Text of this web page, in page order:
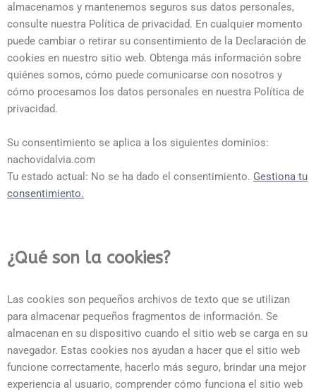
almacenamos y mantenemos seguros sus datos personales,
consulte nuestra Política de privacidad. En cualquier momento
puede cambiar o retirar su consentimiento de la Declaración de
cookies en nuestro sitio web. Obtenga más información sobre
quiénes somos, cómo puede comunicarse con nosotros y
cómo procesamos los datos personales en nuestra Política de
privacidad.
Su consentimiento se aplica a los siguientes dominios:
nachovidalvia.com
Tu estado actual: No se ha dado el consentimiento. Gestiona tu
consentimiento.
¿Qué son la cookies?
Las cookies son pequeños archivos de texto que se utilizan
para almacenar pequeños fragmentos de información. Se
almacenan en su dispositivo cuando el sitio web se carga en su
navegador. Estas cookies nos ayudan a hacer que el sitio web
funcione correctamente, hacerlo más seguro, brindar una mejor
experiencia al usuario, comprender cómo funciona el sitio web